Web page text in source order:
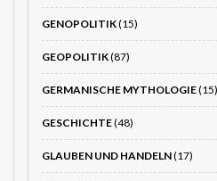
GENOPOLITIK(15)
GEOPOLITIK(87)
GERMANISCHE MYTHOLOGIE(15)
GESCHICHTE(48)
GLAUBEN UND HANDELN(17)